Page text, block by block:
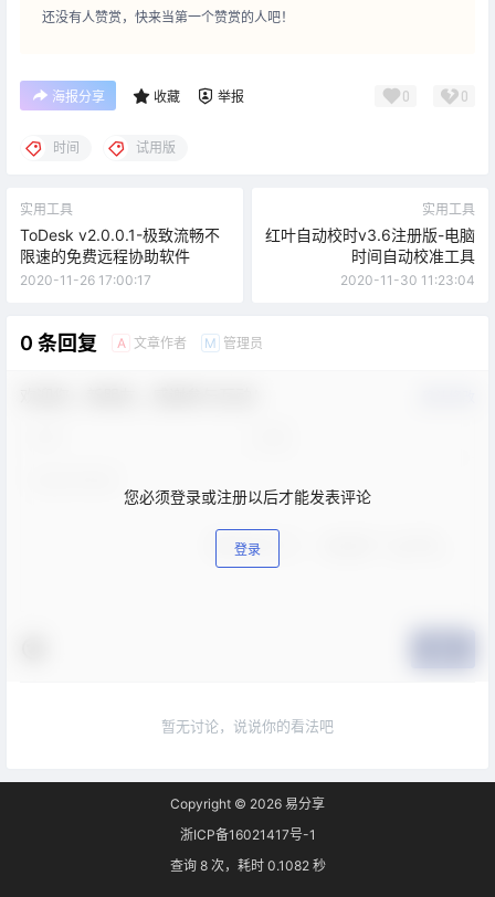
还没有人赞赏，快来当第一个赞赏的人吧！
海报分享 收藏 举报 0 0
时间 试用版
实用工具
ToDesk v2.0.0.1-极致流畅不
限速的免费远程协助软件
2020-11-26 17:00:17
实用工具
红叶自动校时v3.6注册版-电脑
时间自动校准工具
2020-11-30 11:23:04
0 条回复 A 文章作者 M 管理员
您必须登录或注册以后才能发表评论
登录
暂无讨论，说说你的看法吧
Copyright © 2026 易分享
浙ICP备16021417号-1
查询 8 次，耗时 0.1082 秒